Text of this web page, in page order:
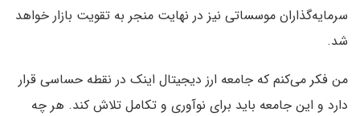
سرمایه‌گذاران موسساتی نیز در نهایت منجر به تقویت بازار خواهد
شد.
من فکر می‌کنم که جامعه ارز دیجیتال اینک در نقطه حساسی قرار
دارد و این جامعه باید برای نوآوری و تکامل تلاش کند. هر چه